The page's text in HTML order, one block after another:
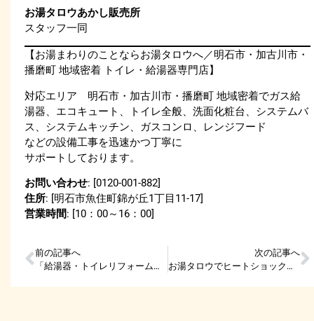
お湯タロウあかし販売所
スタッフ一同
【お湯まわりのことならお湯タロウへ／明石市・加古川市・
播磨町 地域密着 トイレ・給湯器専門店】
対応エリア 明石市・加古川市・播磨町 地域密着でガス給
湯器、エコキュート、トイレ全般、洗面化粧台、システムバ
ス、システムキッチン、ガスコンロ、レンジフード
などの設備工事を迅速かつ丁寧に
サポートしております。
お問い合わせ: [0120-001-882]
住所: [明石市魚住町錦が丘1丁目11-17]
営業時間: [10：00～16：00]
前の記事へ
「給湯器・トイレリフォーム祭」ご来場のお礼
次の記事へ
お湯タロウでヒートショック対策